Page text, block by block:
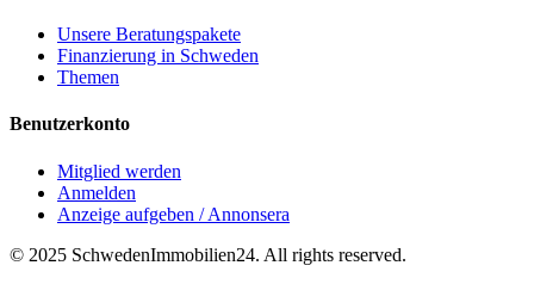
Unsere Beratungspakete
Finanzierung in Schweden
Themen
Benutzerkonto
Mitglied werden
Anmelden
Anzeige aufgeben / Annonsera
© 2025 SchwedenImmobilien24. All rights reserved.